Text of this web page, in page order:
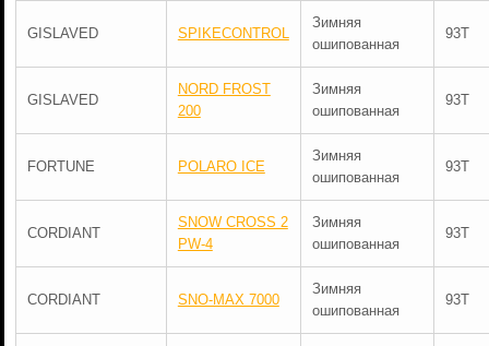
GISLAVED SPIKECONTROL
Зимняя
ошипованная
93T
GISLAVED
NORD FROST
200
Зимняя
ошипованная
93T
FORTUNE POLARO ICE
Зимняя
ошипованная
93T
CORDIANT
SNOW CROSS 2
PW-4
Зимняя
ошипованная
93T
CORDIANT SNO-MAX 7000
Зимняя
ошипованная
93T